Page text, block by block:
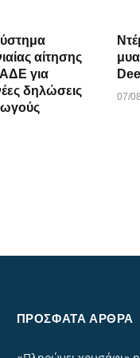
αίτησης
για
δηλώσεις
μυαλό
07/
ΠΡΌΣΦΑΤΑ ΆΡΘΡΑ